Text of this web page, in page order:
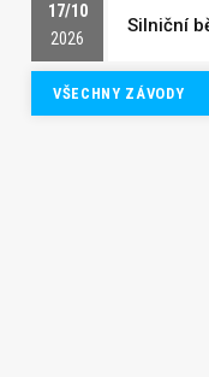
17/10
2026
Silniční
VŠECHNY ZÁVODY